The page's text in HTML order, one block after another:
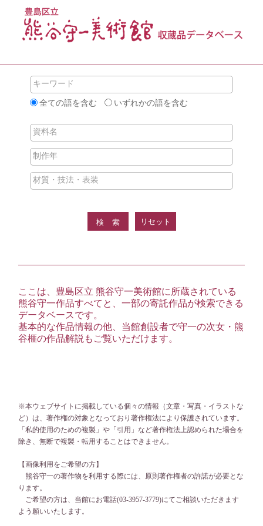
キーワード
全ての語を含む いずれかの語を含む
資料名
制作年
材質・技法・表装
検索 リセット
ここは、豊島区立 熊谷守一美術館に所蔵されている
熊谷守一作品すべてと、一部の寄託作品が検索できる
データベースです。
基本的な作品情報の他、当館創設者で守一の次女・熊
谷榧の作品解説もご覧いただけます。
※本ウェブサイトに掲載している個々の情報（文章・写真・イラストな
ど）は、著作権の対象となっており著作権法により保護されています。
「私的使用のための複製」や「引用」など著作権法上認められた場合を
除き、無断で複製・転用することはできません。
【画像利用をご希望の方】
熊谷守一の著作物を利用する際には、原則著作権者の許諾が必要とな
ります。
ご希望の方は、当館にお電話(03-3957-3779)にてご相談いただきます
よう願いいたします。